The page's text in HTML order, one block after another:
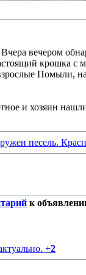
вечером
крошка с
Помыли,
песель.
к
+2